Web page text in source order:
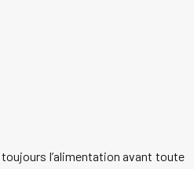
l’alimentation avant toute